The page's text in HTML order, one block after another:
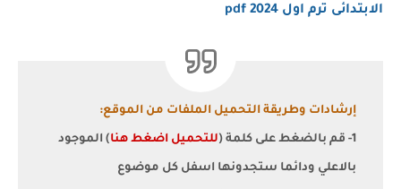
الابتدائى ترم اول 2024 pdf
إرشادات وطريقة التحميل الملفات من الموقع:
1- قم بالضغط على كلمة ( للتحميل اضغط هنا) الموجود
بالاعلي ودائما ستجدونها اسفل كل موضوع